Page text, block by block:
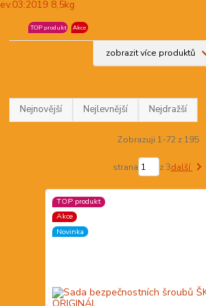
TOP produkt Akce
zobrazit více produktů
Nejnovější Nejlevnější Nejdražší
Zobrazuji 1-72 z 195
strana z 3další
TOP produkt
Akce
Novinka